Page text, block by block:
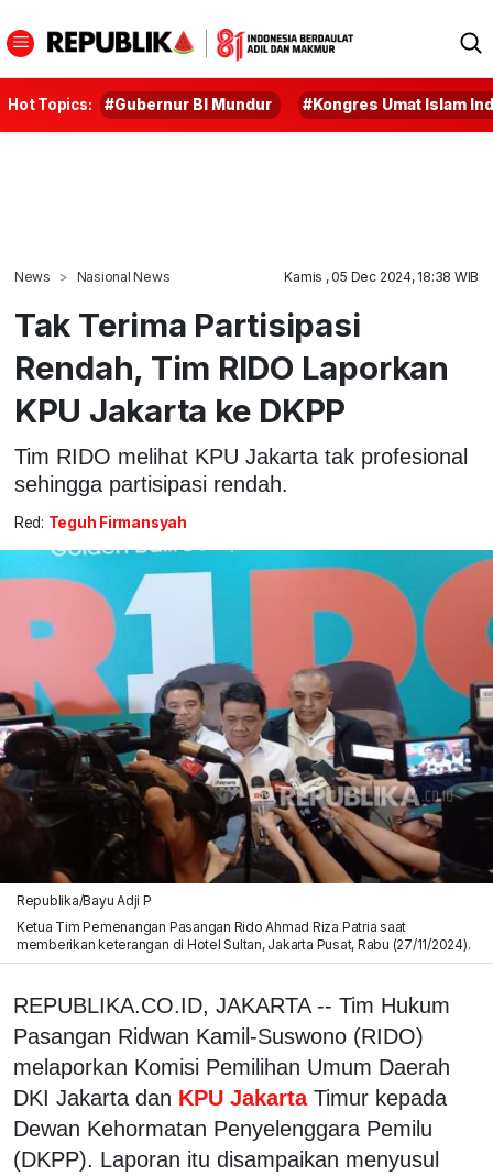
Hot Topics: #Gubernur BI Mundur #Kongres Umat Islam
News Nasional News Kamis , 05 Dec 2024, 18:38 WIB
Tak Terima Partisipasi
Rendah, Tim RIDO Laporkan
KPU Jakarta ke DKPP
Tim RIDO melihat KPU Jakarta tak profesional
sehingga partisipasi rendah.
Red: Teguh Firmansyah
Republika/Bayu Adji P
Ketua Tim Pemenangan Pasangan Rido Ahmad Riza Patria saat
memberikan keterangan di Hotel Sultan, Jakarta Pusat, Rabu (27/11/2024).
REPUBLIKA.CO.ID, JAKARTA -- Tim Hukum
Pasangan Ridwan Kamil-Suswono (RIDO)
melaporkan Komisi Pemilihan Umum Daerah
DKI Jakarta dan KPU Jakarta Timur kepada
Dewan Kehormatan Penyelenggara Pemilu
(DKPP). Laporan itu disampaikan menyusul